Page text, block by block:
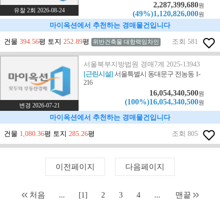
유찰 2회 2026-08-24
2,287,399,680원
(49%)1,120,826,000원
마이옥션에서 추천하는 경매물건입니다
건물 394.56평 토지 252.89평 위반건축물 대항력임차인 조회 581
변경 2026-07-21
서울북부지방법원 경매7계 2025-13943
[근린시설]서울특별시 동대문구 전농동 1-
216
16,054,340,500원
(100%)16,054,340,500원
마이옥션에서 추천하는 경매물건입니다
건물 1,080.36평 토지 285.26평 조회 805
이전페이지 다음페이지
처음 ... [1] 2 3 4 ... 맨끝